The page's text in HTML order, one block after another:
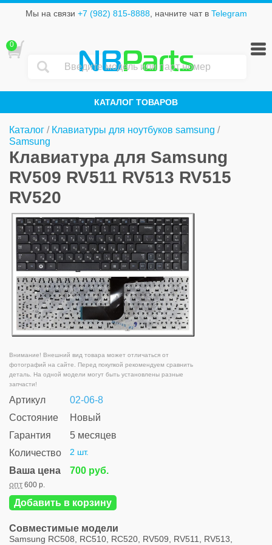
Мы на связи +7 (982) 815-8888, начните чат в Telegram
NBParts
КАТАЛОГ ТОВАРОВ
0
Каталог / Клавиатуры для ноутбуков samsung /
Samsung
Клавиатура для Samsung
RV509 RV511 RV513 RV515
RV520
Внимание! Внешний вид товара может отличаться от
фотографий на сайте. Перед покупкой рекомендуем сравнить
деталь. На одной модели могут быть установлены разные
запчасти!
Артикул
02-06-8
Состояние
Новый
Гарантия
5 месяцев
Количество
2 шт.
Ваша цена 700 руб.
опт 600 р.
Добавить в корзину
Совместимые модели
Samsung RC508, RC510, RC520, RV509, RV511, RV513,